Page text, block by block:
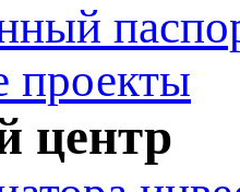
проекты
центр